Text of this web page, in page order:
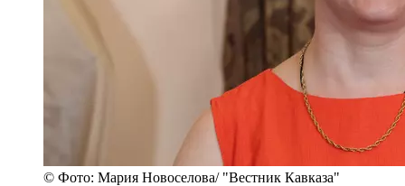
© Фото: Мария Новоселова/ "Вестник Кавказа"